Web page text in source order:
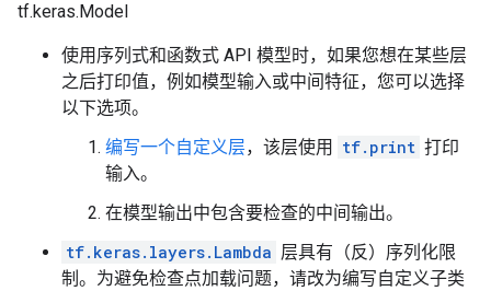
tf.keras.Model
使用序列式和函数式 API 模型时，如果您想在某些层
之后打印值，例如模型输入或中间特征，您可以选择
以下选项。
编写一个自定义层，该层使用 tf.print 打印
输入。
在模型输出中包含要检查的中间输出。
tf.keras.layers.Lambda 层具有（反）序列化限
制。为避免检查点加载问题，请改为编写自定义子类